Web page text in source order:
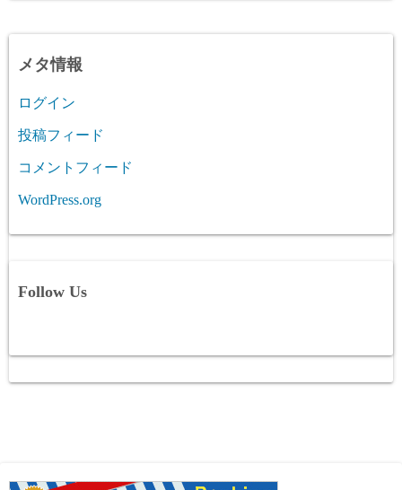
メタ情報
ログイン
投稿フィード
コメントフィード
WordPress.org
Follow Us